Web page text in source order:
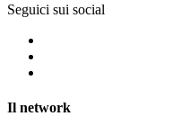
Seguici sui social
Il network